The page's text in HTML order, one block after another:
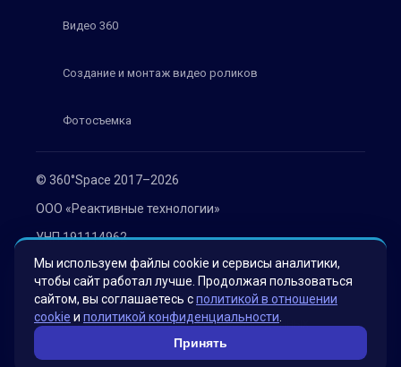
© 360°Space 2017–2026
ООО «Реактивные технологии»
УНП 191114962
г. Минск, ул. Мележа 1, офис 402
Политика конфиденциальности
Согласие на обработку персональных данных
Видео 360
Создание и монтаж видео роликов
Фотосъемка
Мы используем файлы cookie и сервисы аналитики,
чтобы сайт работал лучше. Продолжая пользоваться
сайтом, вы соглашаетесь сполитикой в отношении
cookie и политикой конфиденциальности
Принять